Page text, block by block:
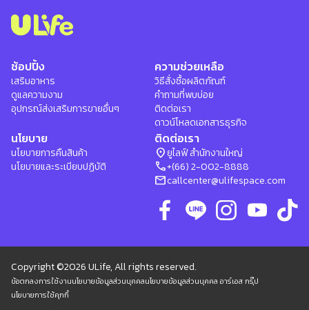
ช้อปปิ้ง
เสริมอาหาร
ดูแลความงาม
อุปกรณ์ส่งเสริมการขายอื่นๆ
ความช่วยเหลือ
วิธีสั่งซื้อผลิตภัณฑ์
คำถามที่พบบ่อย
ติดต่อเรา
ดาวน์โหลดเอกสารธุรกิจ
นโยบาย
นโยบายการคืนสินค้า
นโยบายและระเบียบปฏิบัติ
ติดต่อเรา
location_onยูไลฟ์ สำนักงานใหญ่
phone+(66) 2-002-8888
mailcallcenter@ulifespace.com
Copyright ©2026 ULife, All rights reserved.
ข้อตกลงการใช้งานนโยบายข้อมูลส่วนบุคคลนโยบายข้อมูลส่วนบุคคล อาร์เอส กรุ๊ป
นโยบายการใช้คุกกี้